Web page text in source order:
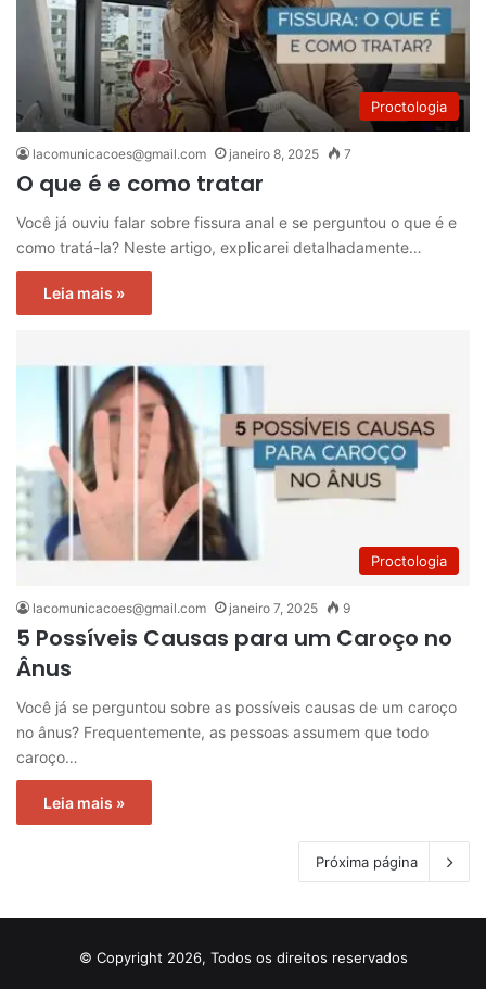
Proctologia
lacomunicacoes@gmail.com janeiro 8, 2025 7
O que é e como tratar
Você já ouviu falar sobre fissura anal e se perguntou o que é e
como tratá-la? Neste artigo, explicarei detalhadamente…
Leia mais »
Proctologia
lacomunicacoes@gmail.com janeiro 7, 2025 9
5 Possíveis Causas para um Caroço no
Ânus
Você já se perguntou sobre as possíveis causas de um caroço
no ânus? Frequentemente, as pessoas assumem que todo
caroço…
Leia mais »
Próxima página
© Copyright 2026, Todos os direitos reservados